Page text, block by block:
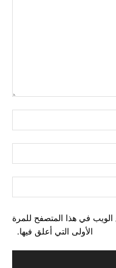
في هذا المتصفح للمرة
الأولى التي أعلق فيها.